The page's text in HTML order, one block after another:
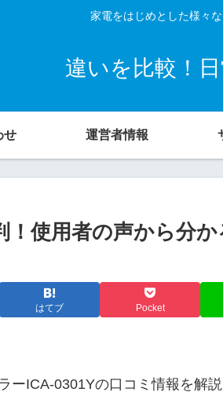
家電をはじめとした様々
違いを比較！
せ 運営者情報
！使用者の声から分
はてブ Pocket
ーICA-0301Yの口コミ情報を解説